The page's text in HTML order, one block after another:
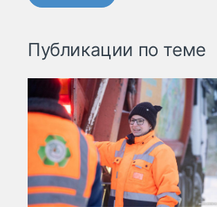
Публикации по теме